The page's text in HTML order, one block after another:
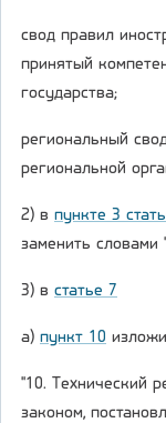
свод правил
принятый
государства;
региональный
региональной
2) в пункте 3
заменить словами
3) в статье 7
а) пункт 10
"10. Технический
законом,